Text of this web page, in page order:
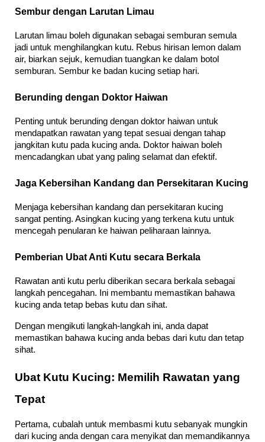
Sembur dengan Larutan Limau
Larutan limau boleh digunakan sebagai semburan semula
jadi untuk menghilangkan kutu. Rebus hirisan lemon dalam
air, biarkan sejuk, kemudian tuangkan ke dalam botol
semburan. Sembur ke badan kucing setiap hari.
Berunding dengan Doktor Haiwan
Penting untuk berunding dengan doktor haiwan untuk
mendapatkan rawatan yang tepat sesuai dengan tahap
jangkitan kutu pada kucing anda. Doktor haiwan boleh
mencadangkan ubat yang paling selamat dan efektif.
Jaga Kebersihan Kandang dan Persekitaran Kucing
Menjaga kebersihan kandang dan persekitaran kucing
sangat penting. Asingkan kucing yang terkena kutu untuk
mencegah penularan ke haiwan peliharaan lainnya.
Pemberian Ubat Anti Kutu secara Berkala
Rawatan anti kutu perlu diberikan secara berkala sebagai
langkah pencegahan. Ini membantu memastikan bahawa
kucing anda tetap bebas kutu dan sihat.
Dengan mengikuti langkah-langkah ini, anda dapat
memastikan bahawa kucing anda bebas dari kutu dan tetap
sihat.
Ubat Kutu Kucing: Memilih Rawatan yang
Tepat
Pertama, cubalah untuk membasmi kutu sebanyak mungkin
dari kucing anda dengan cara menyikat dan memandikannya